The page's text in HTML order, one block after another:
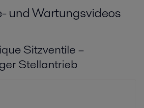
und Wartungsvideos
Sitzventile –
Stellantrieb